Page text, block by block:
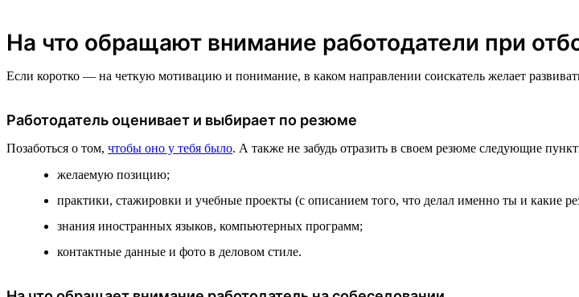
На что обращают внимание работодатели при
Если коротко — на четкую мотивацию и понимание, в каком направлении соискатель желает
Работодатель оценивает и выбирает по резюме
Позаботься о том, чтобы оно у тебя было. А также не забудь отразить в своем резюме следующие
желаемую позицию;
практики, стажировки и учебные проекты (с описанием того, что делал именно ты и какие
знания иностранных языков, компьютерных программ;
контактные данные и фото в деловом стиле.